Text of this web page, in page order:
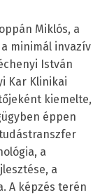
Miklós, a
minimál invazív
István
Kar Klinikai
kiemelte,
éppen
a
a
A képzés terén